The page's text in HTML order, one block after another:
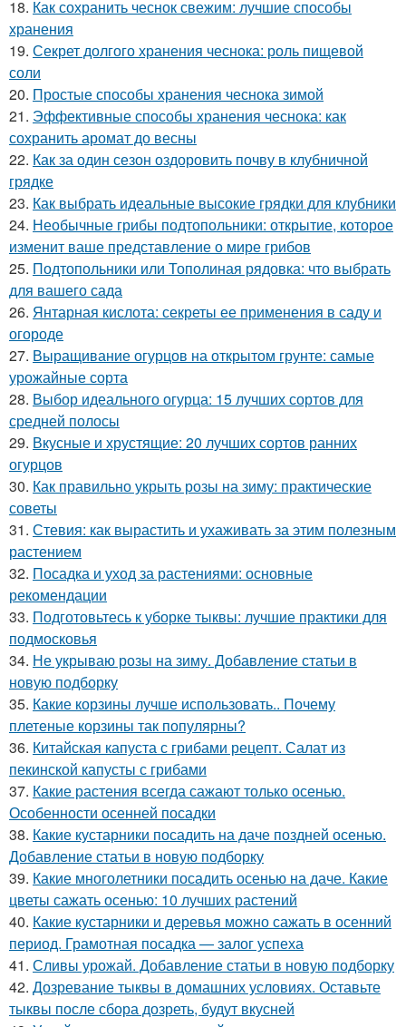
18. Как сохранить чеснок свежим: лучшие способы
хранения
19. Секрет долгого хранения чеснока: роль пищевой
соли
20. Простые способы хранения чеснока зимой
21. Эффективные способы хранения чеснока: как
сохранить аромат до весны
22. Как за один сезон оздоровить почву в клубничной
грядке
23. Как выбрать идеальные высокие грядки для клубники
24. Необычные грибы подтопольники: открытие, которое
изменит ваше представление о мире грибов
25. Подтопольники или Тополиная рядовка: что выбрать
для вашего сада
26. Янтарная кислота: секреты ее применения в саду и
огороде
27. Выращивание огурцов на открытом грунте: самые
урожайные сорта
28. Выбор идеального огурца: 15 лучших сортов для
средней полосы
29. Вкусные и хрустящие: 20 лучших сортов ранних
огурцов
30. Как правильно укрыть розы на зиму: практические
советы
31. Стевия: как вырастить и ухаживать за этим полезным
растением
32. Посадка и уход за растениями: основные
рекомендации
33. Подготовьтесь к уборке тыквы: лучшие практики для
подмосковья
34. Не укрываю розы на зиму. Добавление статьи в
новую подборку
35. Какие корзины лучше использовать.. Почему
плетеные корзины так популярны?
36. Китайская капуста с грибами рецепт. Салат из
пекинской капусты с грибами
37. Какие растения всегда сажают только осенью.
Особенности осенней посадки
38. Какие кустарники посадить на даче поздней осенью.
Добавление статьи в новую подборку
39. Какие многолетники посадить осенью на даче. Какие
цветы сажать осенью: 10 лучших растений
40. Какие кустарники и деревья можно сажать в осенний
период. Грамотная посадка — залог успеха
41. Сливы урожай. Добавление статьи в новую подборку
42. Дозревание тыквы в домашних условиях. Оставьте
тыквы после сбора дозреть, будут вкусней